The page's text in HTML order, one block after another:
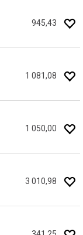
945,43
1 081,08
1 050,00
3 010,98